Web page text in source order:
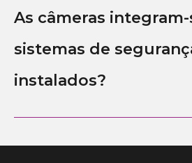
As câmeras
sistemas de
instalados?